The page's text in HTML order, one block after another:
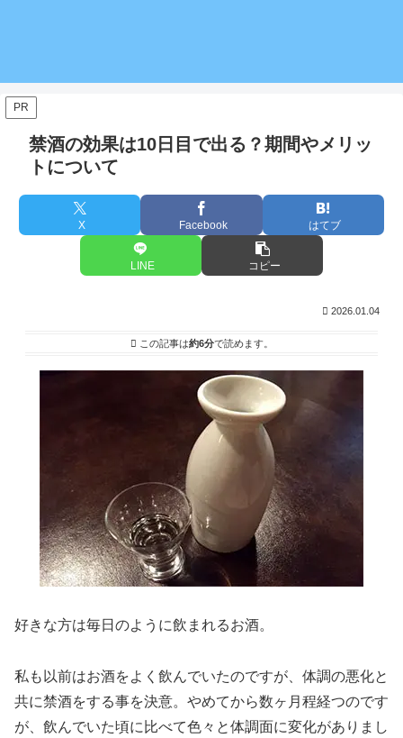
PR
禁酒の効果は10日目で出る？期間やメリッ
トについて
X Facebook はてブ
LINE コピー
2026.01.04
この記事は約6分で読めます。
好きな方は毎日のように飲まれるお酒。
私も以前はお酒をよく飲んでいたのですが、体調の悪化と
共に禁酒をする事を決意。やめてから数ヶ月程経つのです
が、飲んでいた頃に比べて色々と体調面に変化がありまし